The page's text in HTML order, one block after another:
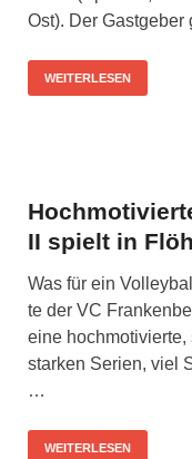
Ost). Der
WEITERLESEN
II spielt in
Was für ein
te der VC
eine
star­ken Seri­en, viel
…
WEITERLESEN